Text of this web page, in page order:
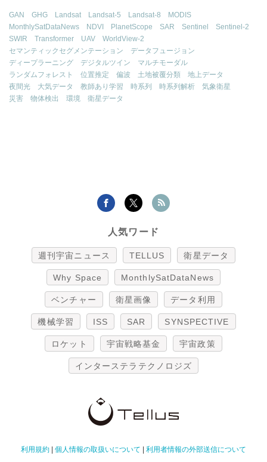
GAN GHG Landsat Landsat-5 Landsat-8
MODIS
MonthlySatDataNews
NDVI PlanetScope SAR Sentinel
Sentinel-2
SWIR
Transformer UAV
WorldView-2
セマンティックセグメンテーション
データフュージョン
ディープラーニング
デジタルツイン
マルチモーダル
ランダムフォレスト
位置推定 偏波 土地被覆分類
地上データ
夜間光
大気データ 教師あり学習 時系列 時系列解析
気象衛星
災害
物体検出 環境 衛星データ
人気ワード
週刊宇宙ニュース TELLUS 衛星データ
Why Space MonthlySatDataNews
ベンチャー 衛星画像 データ利用
機械学習 ISS SAR SYNSPECTIVE
ロケット 宇宙戦略基金 宇宙政策
インターステラテクノロジズ
利用規約 個人情報の取扱いについて 利用者情報の外部送信について